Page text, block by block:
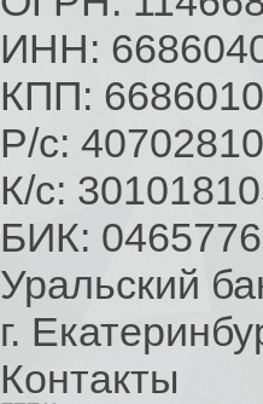
ИНН:
КПП:
Р/с:
К/с:
БИК:
Уральский
г.
Контакты